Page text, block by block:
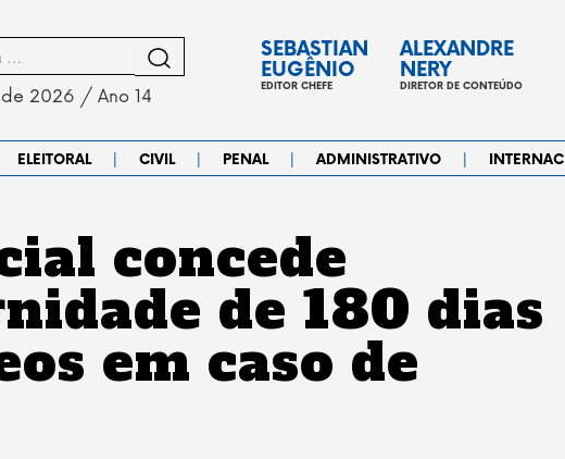
2026 / Ano 14
SEBASTIAN
EUGÊNIO
EDITOR CHEFE
ALEXANDRE
NERY
DIRETOR DE CONTEÚDO
ELEITORAL | CIVIL | PENAL | ADMINISTRATIVO |
concede
de 180 dias
em caso de